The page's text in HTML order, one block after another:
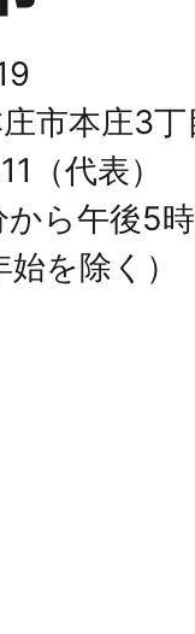
市本庄3丁
（代表）
ら午後5
を除く）